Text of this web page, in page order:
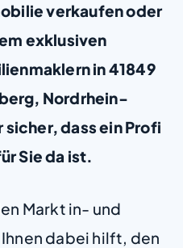
verkaufen oder
exklusiven
in 41849
Nordrhein-
dass ein Profi
Sie da ist.
Markt in- und
dabei hilft, den